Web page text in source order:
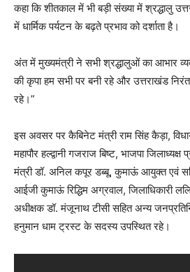
कहा कि शीतकाल में भी बड़ी संख्या में श्रद्धालु
में धार्मिक पर्यटन के बढ़ते प्रभाव को दर्शाता है।
अंत में मुख्यमंत्री ने सभी श्रद्धालुओं का आभार
की कृपा हम सभी पर बनी रहे और उत्तराखंड
रहे।”
इस अवसर पर कैबिनेट मंत्री राम सिंह कैड़ा,
महापौर हल्द्वानी गजराज बिष्ट, भाजपा जिलाध्यक्ष
मंत्री डॉ. अनिल कपूर डब्बू, कुमाऊं आयुक्त एवं
आईजी कुमाऊं रिद्धिम अग्रवाल, जिलाधिकारी
अधीक्षक डॉ. मंजूनाथ टीसी सहित अन्य
हनुमान धाम ट्रस्ट के सदस्य उपस्थित रहे।